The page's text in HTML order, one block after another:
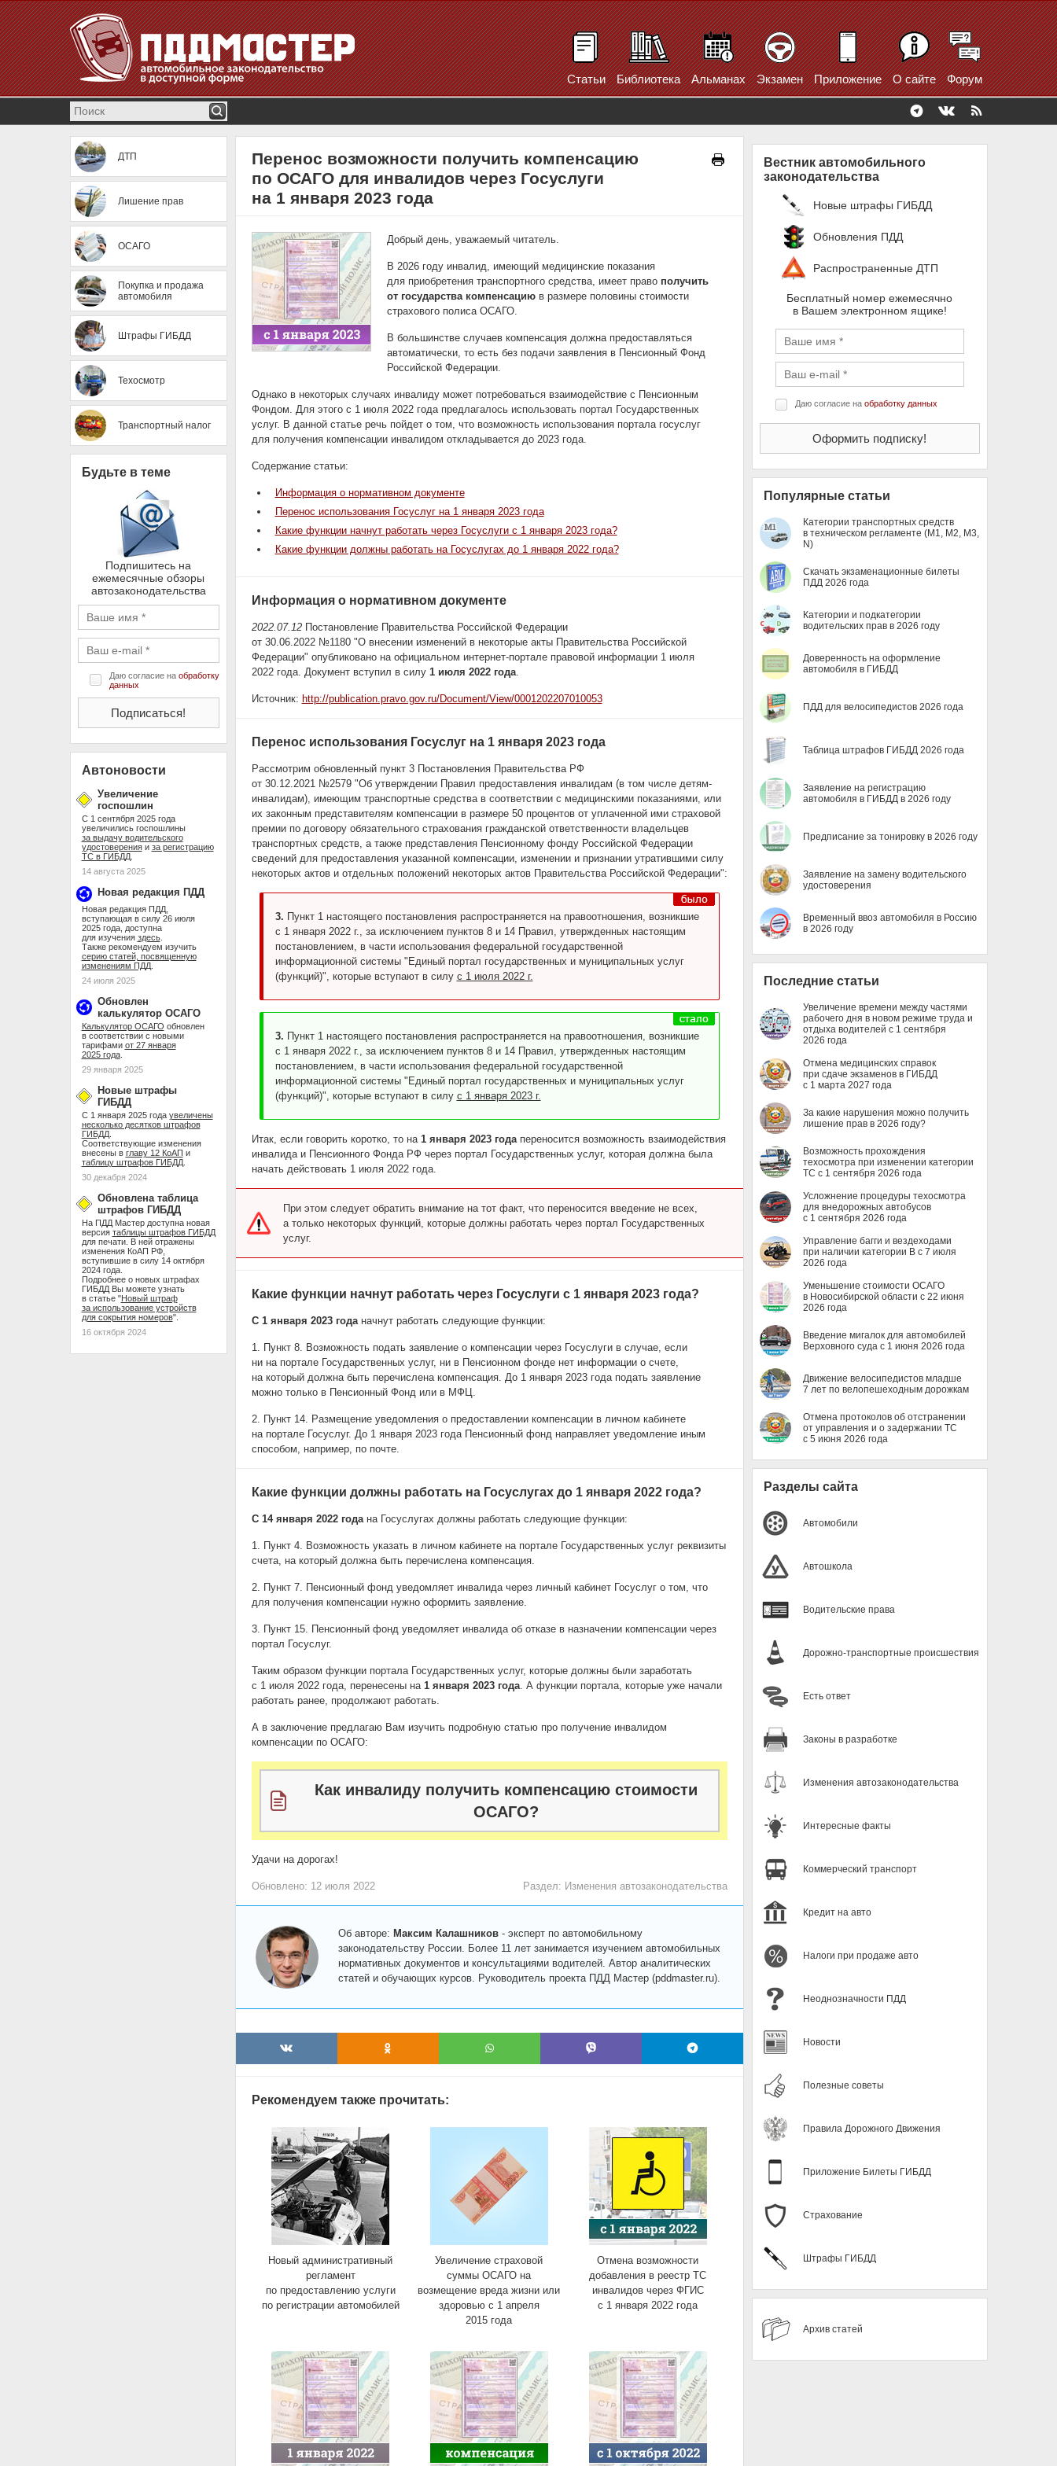
Статьи Библиотека Альманах Экзамен Приложение О сайте Форум
ДТП
Лишение прав
ОСАГО
Покупка и продажа
автомобиля
Штрафы ГИБДД
Техосмотр
Транспортный налог
Будьте в теме
Подпишитесь на
ежемесячные обзоры
автозаконодательства
Даю согласие на обработку
данных
Автоновости
Увеличение
госпошлин
С 1 сентября 2025 года
увеличились госпошлины
за выдачу водительского
удостоверенияи за регистрацию
ТС в ГИБДД.
14 августа 2025
Новая редакция ПДД
Новая редакция ПДД,
вступающая в силу 26 июля
2025 года, доступна
для изучения здесь.
Также рекомендуем изучить
серию статей, посвященную
изменениям ПДД.
24 июля 2025
Обновлен
калькулятор ОСАГО
Калькулятор ОСАГО обновлен
в соответствии с новыми
тарифами от 27 января
2025 года.
29 января 2025
Новые штрафы
ГИБДД
С 1 января 2025 года увеличены
несколько десятков штрафов
ГИБДД.
Соответствующие изменения
внесены в главу 12 КоАП и
таблицу штрафов ГИБДД.
30 декабря 2024
Обновлена таблица
штрафов ГИБДД
На ПДД Мастер доступна новая
версия таблицы штрафов ГИБДД
для печати. В ней отражены
изменения КоАП РФ,
вступившие в силу 14 октября
2024 года.
Подробнее о новых штрафах
ГИБДД Вы можете узнать
в статье "Новый штраф
за использование устройств
для сокрытия номеров".
16 октября 2024
Перенос возможности получить компенсацию
по ОСАГО для инвалидов через Госуслуги
на 1 января 2023 года
Добрый день, уважаемый читатель.
В 2026 году инвалид, имеющий медицинские показания
для приобретения транспортного средства, имеет право получить
от государства компенсациюв размере половины стоимости
страхового полиса ОСАГО.
В большинстве случаев компенсация должна предоставляться
автоматически, то есть без подачи заявления в Пенсионный Фонд
Российской Федерации.
Однако в некоторых случаях инвалиду может потребоваться взаимодействие с Пенсионным
Фондом. Для этого с 1 июля 2022 года предлагалось использовать портал Государственных
услуг. В данной статье речь пойдет о том, что возможность использования портала госуслуг
для получения компенсации инвалидом откладывается до 2023 года.
Содержание статьи:
Информация о нормативном документе
Перенос использования Госуслуг на 1 января 2023 года
Какие функции начнут работать через Госуслуги с 1 января 2023 года?
Какие функции должны работать на Госуслугах до 1 января 2022 года?
Информация о нормативном документе
2022.07.12Постановление Правительства Российской Федерации
от 30.06.2022 №1180 "О внесении изменений в некоторые акты Правительства Российской
Федерации" опубликовано на официальном интернет-портале правовой информации 1 июля
2022 года. Документ вступил в силу 1 июля 2022 года.
Источник: http://publication.pravo.gov.ru/Document/View/0001202207010053
Перенос использования Госуслуг на 1 января 2023 года
Рассмотрим обновленный пункт 3 Постановления Правительства РФ
от 30.12.2021 №2579 "Об утверждении Правил предоставления инвалидам (в том числе детям-
инвалидам), имеющим транспортные средства в соответствии с медицинскими показаниями, или
их законным представителям компенсации в размере 50 процентов от уплаченной ими страховой
премии по договору обязательного страхования гражданской ответственности владельцев
транспортных средств, а также представления Пенсионному фонду Российской Федерации
сведений для предоставления указанной компенсации, изменении и признании утратившими силу
некоторых актов и отдельных положений некоторых актов Правительства Российской Федерации":
3. Пункт 1 настоящего постановления распространяется на правоотношения, возникшие
с 1 января 2022 г., за исключением пунктов 8 и 14 Правил, утвержденных настоящим
постановлением, в части использования федеральной государственной
информационной системы "Единый портал государственных и муниципальных услуг
(функций)", которые вступают в силу с 1 июля 2022 г.
3. Пункт 1 настоящего постановления распространяется на правоотношения, возникшие
с 1 января 2022 г., за исключением пунктов 8 и 14 Правил, утвержденных настоящим
постановлением, в части использования федеральной государственной
информационной системы "Единый портал государственных и муниципальных услуг
(функций)", которые вступают в силу с 1 января 2023 г.
Итак, если говорить коротко, то на 1 января 2023 годапереносится возможность взаимодействия
инвалида и Пенсионного Фонда РФ через портал Государственных услуг, которая должна была
начать действовать 1 июля 2022 года.
При этом следует обратить внимание на тот факт, что переносится введение не всех,
а только некоторых функций, которые должны работать через портал Государственных
услуг.
Какие функции начнут работать через Госуслуги с 1 января 2023 года?
С 1 января 2023 годаначнут работать следующие функции:
1. Пункт 8. Возможность подать заявление о компенсации через Госуслуги в случае, если
ни на портале Государственных услуг, ни в Пенсионном фонде нет информации о счете,
на который должна быть перечислена компенсация. До 1 января 2023 года подать заявление
можно только в Пенсионный Фонд или в МФЦ.
2. Пункт 14. Размещение уведомления о предоставлении компенсации в личном кабинете
на портале Госуслуг. До 1 января 2023 года Пенсионный фонд направляет уведомление иным
способом, например, по почте.
Какие функции должны работать на Госуслугах до 1 января 2022 года?
С 14 января 2022 годана Госуслугах должны работать следующие функции:
1. Пункт 4. Возможность указать в личном кабинете на портале Государственных услуг реквизиты
счета, на который должна быть перечислена компенсация.
2. Пункт 7. Пенсионный фонд уведомляет инвалида через личный кабинет Госуслуг о том, что
для получения компенсации нужно оформить заявление.
3. Пункт 15. Пенсионный фонд уведомляет инвалида об отказе в назначении компенсации через
портал Госуслуг.
Таким образом функции портала Государственных услуг, которые должны были заработать
с 1 июля 2022 года, перенесены на 1 января 2023 года. А функции портала, которые уже начали
работать ранее, продолжают работать.
А в заключение предлагаю Вам изучить подробную статью про получение инвалидом
компенсации по ОСАГО:
Как инвалиду получить компенсацию стоимости
ОСАГО?
Удачи на дорогах!
Обновлено: 12 июля 2022 Раздел: Изменения автозаконодательства
Об авторе: Максим Калашников- эксперт по автомобильному
законодательству России. Более 11 лет занимается изучением автомобильных
нормативных документов и консультациями водителей. Автор аналитических
статей и обучающих курсов. Руководитель проекта ПДД Мастер (pddmaster.ru).
Рекомендуем также прочитать:
Новый административный
регламент
по предоставлению услуги
по регистрации автомобилей
Увеличение страховой
суммы ОСАГО на
возмещение вреда жизни или
здоровью с 1 апреля
2015 года
Отмена возможности
добавления в реестр ТС
инвалидов через ФГИС
с 1 января 2022 года
Вестник автомобильного
законодательства
Новые штрафы ГИБДД
Обновления ПДД
Распространенные ДТП
Бесплатный номер ежемесячно
в Вашем электронном ящике!
Даю согласие на обработку данных
Популярные статьи
Категории транспортных средств
в техническом регламенте (M1, M2, M3,
N)
Скачать экзаменационные билеты
ПДД 2026 года
Категории и подкатегории
водительских прав в 2026 году
Доверенность на оформление
автомобиля в ГИБДД
ПДД для велосипедистов 2026 года
Таблица штрафов ГИБДД 2026 года
Заявление на регистрацию
автомобиля в ГИБДД в 2026 году
Предписание за тонировку в 2026 году
Заявление на замену водительского
удостоверения
Временный ввоз автомобиля в Россию
в 2026 году
Последние статьи
Увеличение времени между частями
рабочего дня в новом режиме труда и
отдыха водителей с 1 сентября
2026 года
Отмена медицинских справок
при сдаче экзаменов в ГИБДД
с 1 марта 2027 года
За какие нарушения можно получить
лишение прав в 2026 году?
Возможность прохождения
техосмотра при изменении категории
ТС с 1 сентября 2026 года
Усложнение процедуры техосмотра
для внедорожных автобусов
с 1 сентября 2026 года
Управление багги и вездеходами
при наличии категории B с 7 июля
2026 года
Уменьшение стоимости ОСАГО
в Новосибирской области с 22 июня
2026 года
Введение мигалок для автомобилей
Верховного суда с 1 июня 2026 года
Движение велосипедистов младше
7 лет по велопешеходным дорожкам
Отмена протоколов об отстранении
от управления и о задержании ТС
с 5 июня 2026 года
Разделы сайта
Автомобили
Автошкола
Водительские права
Дорожно-транспортные происшествия
Есть ответ
Законы в разработке
Изменения автозаконодательства
Интересные факты
Коммерческий транспорт
Кредит на авто
Налоги при продаже авто
Неоднозначности ПДД
Новости
Полезные советы
Правила Дорожного Движения
Приложение Билеты ГИБДД
Страхование
Штрафы ГИБДД
Архив статей